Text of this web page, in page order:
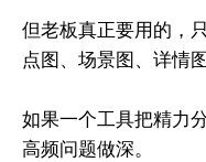
但老板真正要用的，
点图、场景图、详情
如果一个工具把精力
高频问题做深。